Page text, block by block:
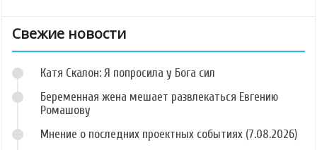
Свежие новости
Катя Скалон: Я попросила у Бога сил
Беременная жена мешает развлекаться Евгению
Ромашову
Мнение о последних проектных событиях (7.08.2026)